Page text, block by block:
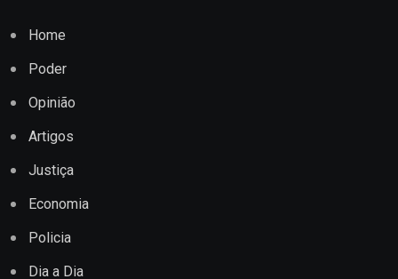
Home
Poder
Opinião
Artigos
Justiça
Economia
Policia
Dia a Dia